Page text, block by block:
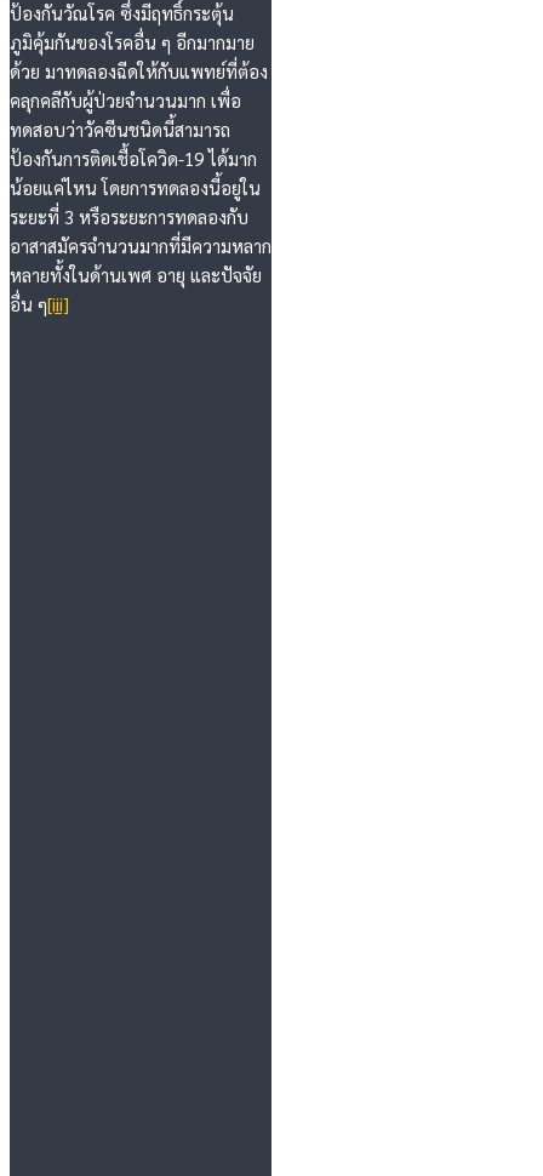
ป้องกันวัณโรค ซึ่งมีฤทธิ์กระตุ้น
ภูมิคุ้มกันของโรคอื่น ๆ อีกมากมาย
ด้วย มาทดลองฉีดให้กับแพทย์ที่ต้อง
คลุกคลีกับผู้ป่วยจำนวนมาก เพื่อ
ทดสอบว่าวัคซีนชนิดนี้สามารถ
ป้องกันการติดเชื้อโควิด-19 ได้มาก
น้อยแค่ไหน โดยการทดลองนี้อยู่ใน
ระยะที่ 3 หรือระยะการทดลองกับ
อาสาสมัครจำนวนมากที่มีความหลาก
หลายทั้งในด้านเพศ อายุ และปัจจัย
อื่น ๆ[iii]